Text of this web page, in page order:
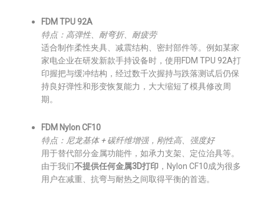
FDM TPU 92A
特点：高弹性、耐弯折、耐疲劳
适合制作柔性夹具、减震结构、密封部件等。例如某家
家电企业在研发新款手持设备时，使用FDM TPU 92A打
印握把与缓冲结构，经过数千次握持与跌落测试后仍保
持良好弹性和形变恢复能力，大大缩短了模具修改周
期。
FDM Nylon CF10
特点：尼龙基体 + 碳纤维增强，刚性高、强度好
用于替代部分金属功能件，如承力支架、定位治具等。
由于我们不提供任何金属3D打印 ，Nylon CF10成为很多
用户在减重、抗弯与耐热之间取得平衡的首选。